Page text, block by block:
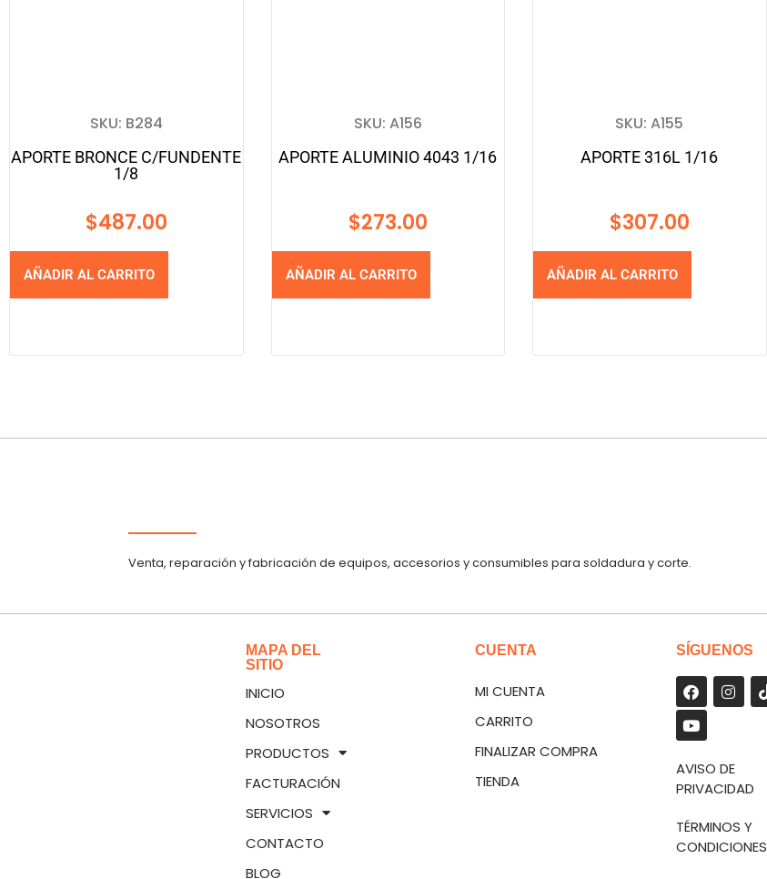
SKU: B284
APORTE BRONCE C/FUNDENTE
1/8
$487.00
AÑADIR AL CARRITO
SKU: A156
APORTE ALUMINIO 4043 1/16
$273.00
AÑADIR AL CARRITO
SKU: A155
APORTE 316L 1/16
$307.00
AÑADIR AL CARRITO
Venta, reparación y fabricación de equipos, accesorios y consumibles para soldadura y corte.
MAPA DEL
SITIO
INICIO
NOSOTROS
PRODUCTOS
FACTURACIÓN
SERVICIOS
CONTACTO
BLOG
CUENTA
MI CUENTA
CARRITO
FINALIZAR COMPRA
TIENDA
SÍGUENOS
AVISO DE
PRIVACIDAD
TÉRMINOS Y
CONDICIONES